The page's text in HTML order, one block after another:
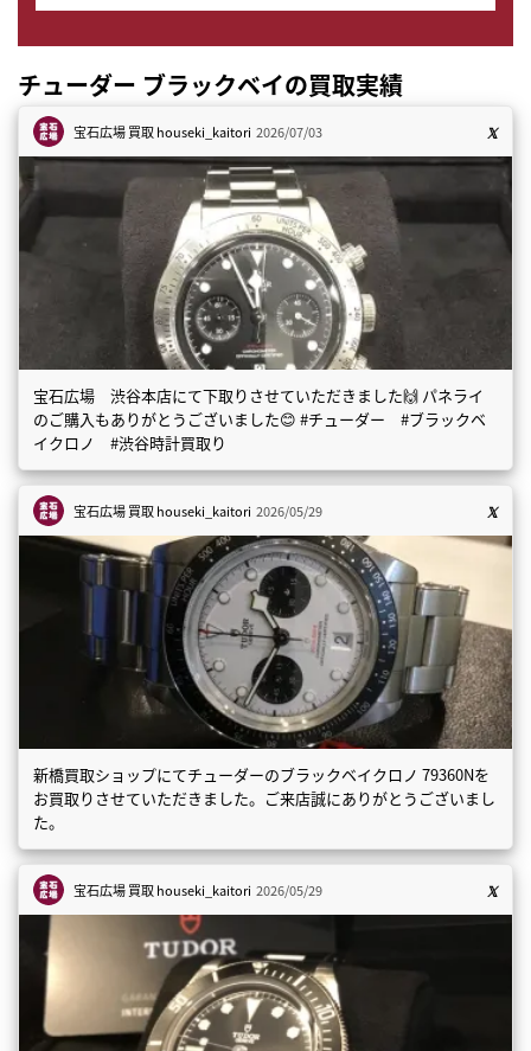
チューダー ブラックベイの買取実績
宝石広場 買取houseki_kaitori 2026/07/03
宝石広場 渋谷本店にて下取りさせていただきました🙌 パネライ
のご購入もありがとうございました😊 #チューダー #ブラックベ
イクロノ #渋谷時計買取り
宝石広場 買取houseki_kaitori 2026/05/29
新橋買取ショップにてチューダーのブラックベイクロノ 79360Nを
お買取りさせていただきました。ご来店誠にありがとうございまし
た。
宝石広場 買取houseki_kaitori 2026/05/29